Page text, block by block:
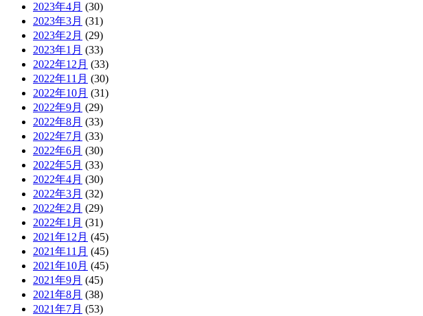
2023年4月 (30)
2023年3月 (31)
2023年2月 (29)
2023年1月 (33)
2022年12月 (33)
2022年11月 (30)
2022年10月 (31)
2022年9月 (29)
2022年8月 (33)
2022年7月 (33)
2022年6月 (30)
2022年5月 (33)
2022年4月 (30)
2022年3月 (32)
2022年2月 (29)
2022年1月 (31)
2021年12月 (45)
2021年11月 (45)
2021年10月 (45)
2021年9月 (45)
2021年8月 (38)
2021年7月 (53)